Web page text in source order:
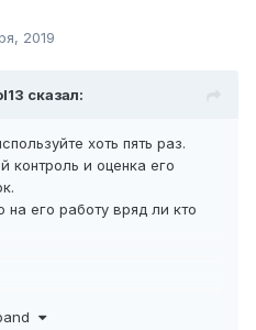
2019
сказал:
хоть пять раз.
контроль и оценка его
на его работу вряд ли кто
протяжке воздушек;